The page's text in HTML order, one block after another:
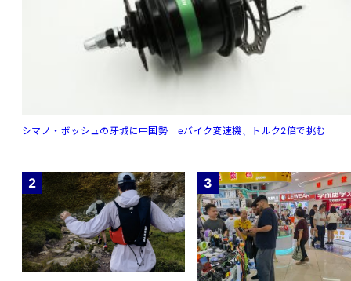
シマノ・ボッシュの牙城に中国勢 eバイク変速機、トルク2倍で挑む
2 3